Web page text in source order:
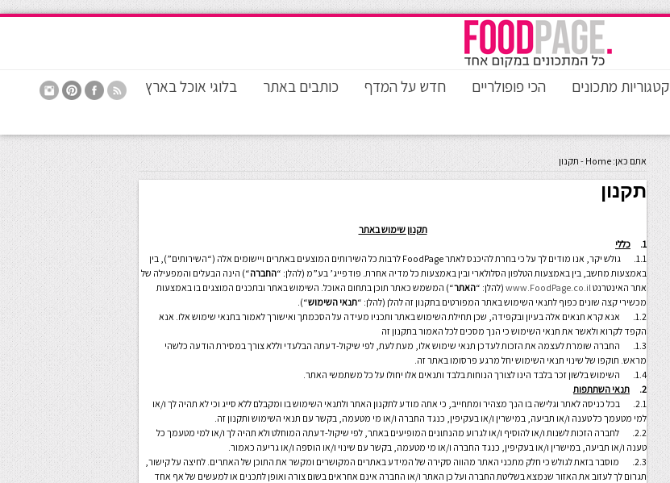
קטגוריות מתכונים הכי פופולריים חדש על המדף כותבים באתר בלוגי אוכל בארץ
אתם כאן: Home
- תקנון
תקנון
תקנון שימוש באתר
1.
כללי
1.1. גולש יקר, אנו מודים לך על כי בחרת להיכנס לאתר FoodPage לרבות כל השירותים המוצעים באתרים ויישומים אלה (“השירותים”), בין
באמצעות מחשב, בין באמצעות הטלפון הסלולארי ובין באמצעות כל מדיה אחרת. פודפייג’ בע”מ (להלן: “החברה“) הינה הבעלים והמפעילה של
אתר האינטרנטwww.FoodPage.co.il (להלן: “האתר“) המשמש כאתר תוכן בתחום האוכל. השימוש באתר ובתכנים המוצגים בו באמצעות
מכשירי קצה שונים כפוף לתנאי השימוש באתר המפורטים בתקנון זה להלן (להלן: “תנאי השימוש“).
1.2. אנא קרא תנאים אלה בעיון ובקפידה, שכן תחילת השימוש באתר ותכניו מעידה על הסכמתך ואישורך לאמור בתנאי שימוש אלו. אנא
הקפד לקרוא ולאשר את תנאי השימוש כי הנך מסכים לכל האמור בתקנון זה
1.3. החברה שומרת לעצמה את הזכות לעדכן תנאי שימוש אלו, מעת לעת, לפי שיקול-דעתה הבלעדי וללא צורך במסירת הודעה כלשהי
מראש. תוקפו של שינוי תנאי השימוש יחל מרגע פרסומו באתר זה.
1.4. השימוש בלשון זכר בלבד הינו לצורך הנוחות בלבד ותנאים אלו יחולו על כל משתמשי האתר.
2.
תנאי השתתפות
2.1. בכל כניסה לאתר וגלישה בו הנך מצהיר ומתחייב, כי אתה מודע לתקנון האתר ולתנאי השימוש בו ומקבלם ללא סייג וכי לא תהיה לך ו/או
למי מטעמך כל טענה ו/או תביעה, במישרין ו/או בעקיפין, כנגד החברה ו/או מי מטעמה, בקשר עם תנאי השימוש ותקנון זה.
2.2. לחברה הזכות לשנות ו/או להוסיף ו/או לגרוע מהנתונים המופיעים באתר, לפי שיקול-דעתה המוחלט ולא תהיה לך ו/או למי מטעמך כל
טענה ו/או תביעה, במישרין ו/או בעקיפין, כנגד החברה ו/או מי מטעמה, בקשר עם שינוי ו/או הוספה ו/או גריעה כאמור.
2.3. מוסבר בזאת לגולש כי חלק מתכני האתר מהווה סקירה של המידע באתרים המקושרים ומקשר את התוכן של האתרים. לחיצה על קישור,
תגרום לך לעזוב את האזור שנמצא בשליטת החברה ועל כן האתר ו/או החברה אינם אחראים בשום צורה ואופן לתכנים או למעשים של אף אחד